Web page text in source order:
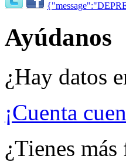
Ayúdanos
¿Hay datos
¡Cuenta
¿Tienes más